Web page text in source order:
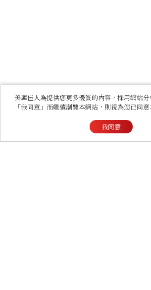
美麗佳人為提供您更多優質的內容，採用網站
「我同意」而繼續瀏覽本網站，則視為您已同意
我同意